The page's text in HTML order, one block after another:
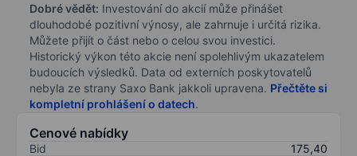
Dobré vědět: Investování do akcií může přinášet
dlouhodobé pozitivní výnosy, ale zahrnuje i určitá rizika.
Můžete přijít o část nebo o celou svou investici.
Historický výkon této akcie není spolehlivým ukazatelem
budoucích výsledků. Data od externích poskytovatelů
nebyla ze strany Saxo Bank jakkoli upravena. Přečtěte si
kompletní prohlášení o datech.
Cenové nabídky
Bid
175,40